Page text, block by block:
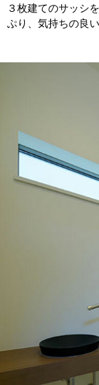
３枚建てのサッシ
ぷり、気持ちの良